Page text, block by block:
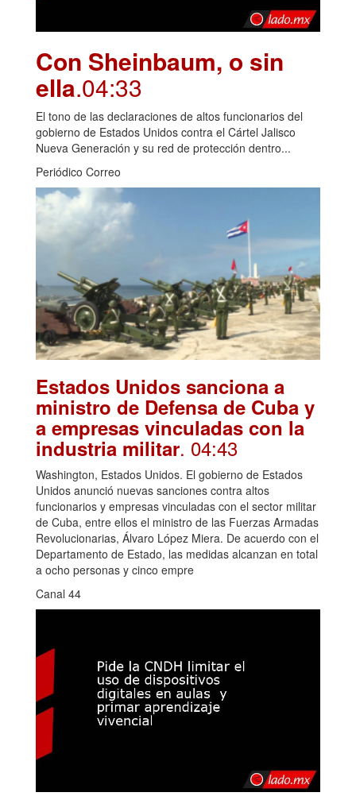
Con Sheinbaum, o sin
ella.04:33
El tono de las declaraciones de altos funcionarios del
gobierno de Estados Unidos contra el Cártel Jalisco
Nueva Generación y su red de protección dentro...
Periódico Correo
Estados Unidos sanciona a
ministro de Defensa de Cuba y
a empresas vinculadas con la
industria militar. 04:43
Washington, Estados Unidos. El gobierno de Estados
Unidos anunció nuevas sanciones contra altos
funcionarios y empresas vinculadas con el sector militar
de Cuba, entre ellos el ministro de las Fuerzas Armadas
Revolucionarias, Álvaro López Miera. De acuerdo con el
Departamento de Estado, las medidas alcanzan en total
a ocho personas y cinco empre
Canal 44